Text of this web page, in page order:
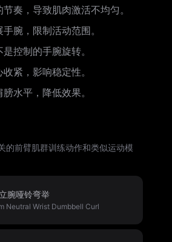
奏，导致肌肉激活不均匀。
腕，限制活动范围。
控制的手腕旋转。
紧，影响稳定性。
水平，降低效果。
的前臂肌群训练动作和类似运动模
腕哑铃弯举
Neutral Wrist Dumbbell Curl